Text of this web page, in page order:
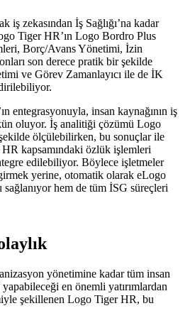
zekasından İş Sağlığı’na kadar
Tiger HR’ın Logo Bordro Plus
Borç/Avans Yönetimi, İzin
son derece pratik bir şekilde
ve Görev Zamanlayıcı ile de İK
entegrasyonuyla, insan kaynağının iş
oluyor. İş analitiği çözümü Logo
ölçülebilirken, bu sonuçlar ile
kapsamındaki özlük işlemleri
edilebiliyor. Böylece işletmeler
yerine, otomatik olarak eLogo
hem de tüm İSG süreçleri
yönetimine kadar tüm insan
en önemli yatırımlardan
şekillenen Logo Tiger HR, bu